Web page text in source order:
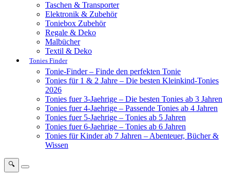
Taschen & Transporter
Elektronik & Zubehör
Toniebox Zubehör
Regale & Deko
Malbücher
Textil & Deko
Tonies Finder
Tonie-Finder – Finde den perfekten Tonie
Tonies für 1 & 2 Jahre – Die besten Kleinkind-Tonies
2026
Tonies fuer 3-Jaehrige – Die besten Tonies ab 3 Jahren
Tonies fuer 4-Jaehrige – Passende Tonies ab 4 Jahren
Tonies fuer 5-Jaehrige – Tonies ab 5 Jahren
Tonies fuer 6-Jaehrige – Tonies ab 6 Jahren
Tonies für Kinder ab 7 Jahren – Abenteuer, Bücher &
Wissen
🔍